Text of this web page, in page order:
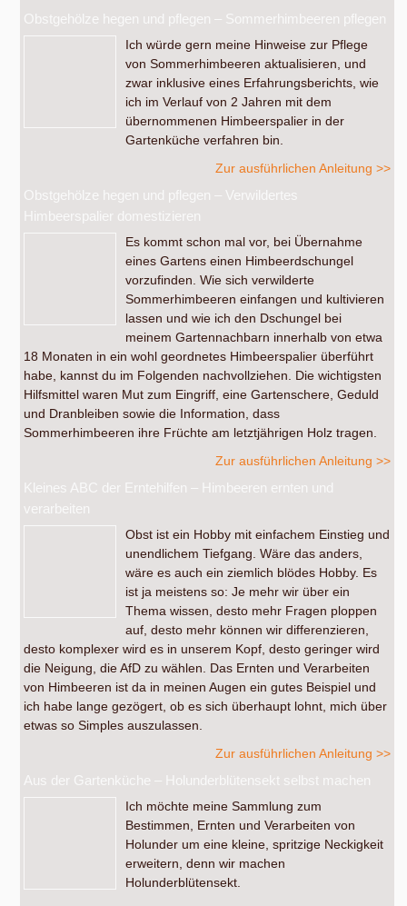
Obstgehölze hegen und pflegen – Sommerhimbeeren pflegen
Ich würde gern meine Hinweise zur Pflege
von Sommerhimbeeren aktualisieren, und
zwar inklusive eines Erfahrungsberichts, wie
ich im Verlauf von 2 Jahren mit dem
übernommenen Himbeerspalier in der
Gartenküche verfahren bin.
Zur ausführlichen Anleitung >>
Obstgehölze hegen und pflegen – Verwildertes
Himbeerspalier domestizieren
Es kommt schon mal vor, bei Übernahme
eines Gartens einen Himbeerdschungel
vorzufinden. Wie sich verwilderte
Sommerhimbeeren einfangen und kultivieren
lassen und wie ich den Dschungel bei
meinem Gartennachbarn innerhalb von etwa
18 Monaten in ein wohl geordnetes Himbeerspalier überführt
habe, kannst du im Folgenden nachvollziehen. Die wichtigsten
Hilfsmittel waren Mut zum Eingriff, eine Gartenschere, Geduld
und Dranbleiben sowie die Information, dass
Sommerhimbeeren ihre Früchte am letztjährigen Holz tragen.
Zur ausführlichen Anleitung >>
Kleines ABC der Erntehilfen – Himbeeren ernten und
verarbeiten
Obst ist ein Hobby mit einfachem Einstieg und
unendlichem Tiefgang. Wäre das anders,
wäre es auch ein ziemlich blödes Hobby. Es
ist ja meistens so: Je mehr wir über ein
Thema wissen, desto mehr Fragen ploppen
auf, desto mehr können wir differenzieren,
desto komplexer wird es in unserem Kopf, desto geringer wird
die Neigung, die AfD zu wählen. Das Ernten und Verarbeiten
von Himbeeren ist da in meinen Augen ein gutes Beispiel und
ich habe lange gezögert, ob es sich überhaupt lohnt, mich über
etwas so Simples auszulassen.
Zur ausführlichen Anleitung >>
Aus der Gartenküche – Holunderblütensekt selbst machen
Ich möchte meine Sammlung zum
Bestimmen, Ernten und Verarbeiten von
Holunder um eine kleine, spritzige Neckigkeit
erweitern, denn wir machen
Holunderblütensekt.